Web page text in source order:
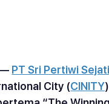
PT Sri Pertiwi Sejati
City (CINITY